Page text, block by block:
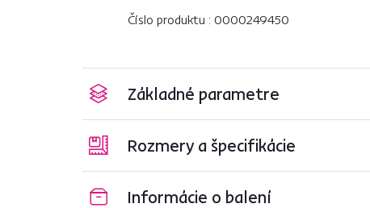
Číslo produktu : 0000249450
Základné parametre
Rozmery a špecifikácie
Informácie o balení